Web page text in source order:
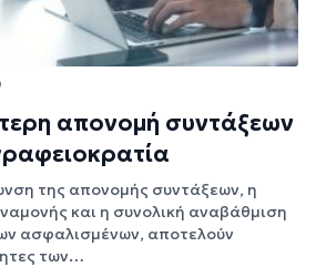
απονομή συντάξεων
της απονομής συντάξεων, η
και η συνολική αναβάθμιση
ασφαλισμένων, αποτελούν
των…